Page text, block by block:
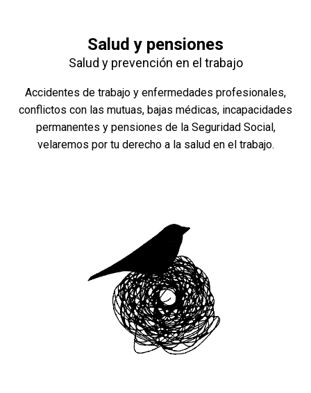
Salud y pensiones
Salud y prevención en el trabajo
Accidentes de trabajo y enfermedades profesionales,
conflictos con las mutuas, bajas médicas, incapacidades
permanentes y pensiones de la Seguridad Social,
velaremos por tu derecho a la salud en el trabajo.